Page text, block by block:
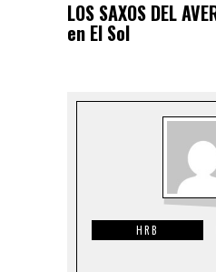
LOS SAXOS DEL
en El Sol
HRB